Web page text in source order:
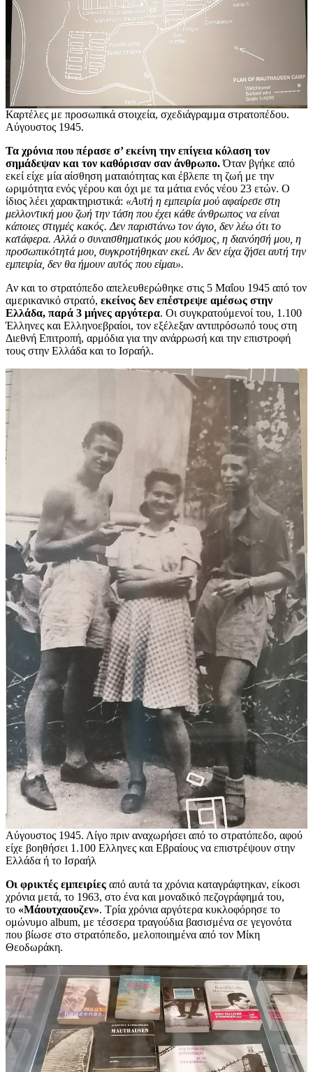
Καρτέλες με προσωπικά στοιχεία, σχεδιάγραμμα στρατοπέδου.
Αύγουστος 1945.
Τα χρόνια που πέρασε σ’ εκείνη την επίγεια κόλαση τον
σημάδεψαν και τον καθόρισαν σαν άνθρωπο.Όταν βγήκε από
εκεί είχε μία αίσθηση ματαιότητας και έβλεπε τη ζωή με την
ωριμότητα ενός γέρου και όχι με τα μάτια ενός νέου 23 ετών. Ο
ίδιος λέει χαρακτηριστικά: «Αυτή η εμπειρία μού αφαίρεσε στη
μελλοντική μου ζωή την τάση που έχει κάθε άνθρωπος να είναι
κάποιες στιγμές κακός. Δεν παριστάνω τον άγιο, δεν λέω ότι το
κατάφερα. Αλλά ο συναισθηματικός μου κόσμος, η διανόησή μου, η
προσωπικότητά μου, συγκροτήθηκαν εκεί. Αν δεν είχα ζήσει αυτή την
εμπειρία, δεν θα ήμουν αυτός που είμαι».
Αν και το στρατόπεδο απελευθερώθηκε στις 5 Μαΐου 1945 από τον
αμερικανικό στρατό, εκείνος δεν επέστρεψε αμέσως στην
Ελλάδα, παρά 3 μήνες αργότερα. Οι συγκρατούμενοί του, 1.100
Έλληνες και Ελληνοεβραίοι, τον εξέλεξαν αντιπρόσωπό τους στη
Διεθνή Επιτροπή, αρμόδια για την ανάρρωσή και την επιστροφή
τους στην Ελλάδα και το Ισραήλ.
Αύγουστος 1945. Λίγο πριν αναχωρήσει από το στρατόπεδο, αφού
είχε βοηθήσει 1.100 Ελληνες και Εβραίους να επιστρέψουν στην
Ελλάδα ή το Ισραήλ
Οι φρικτές εμπειρίες από αυτά τα χρόνια καταγράφτηκαν, είκοσι
χρόνια μετά, το 1963, στο ένα και μοναδικό πεζογράφημά του,
το «Μάουτχαουζεν». Τρία χρόνια αργότερα κυκλοφόρησε το
ομώνυμο album, με τέσσερα τραγούδια βασισμένα σε γεγονότα
που βίωσε στο στρατόπεδο, μελοποιημένα από τον Μίκη
Θεοδωράκη.